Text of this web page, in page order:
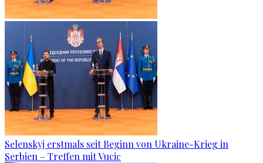
Selenskyj erstmals seit Beginn von Ukraine-Krieg in
Serbien – Treffen mit Vucic